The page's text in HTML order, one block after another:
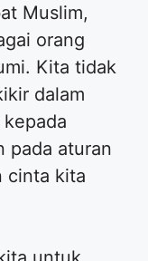
Muslim,
orang
Kita tidak
dalam
pada aturan
cinta kita